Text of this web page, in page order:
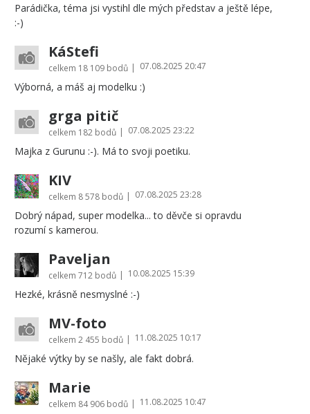
Parádička, téma jsi vystihl dle mých představ a ještě lépe,
:-)
KáStefi
celkem 18 109 bodů | 07.08.2025 20:47
Výborná, a máš aj modelku :)
grga pitič
celkem 182 bodů | 07.08.2025 23:22
Majka z Gurunu :-). Má to svoji poetiku.
KIV
celkem 8 578 bodů | 07.08.2025 23:28
Dobrý nápad, super modelka... to děvče si opravdu
rozumí s kamerou.
Paveljan
celkem 712 bodů | 10.08.2025 15:39
Hezké, krásně nesmyslné :-)
MV-foto
celkem 2 455 bodů | 11.08.2025 10:17
Nějaké výtky by se našly, ale fakt dobrá.
Marie
celkem 84 906 bodů | 11.08.2025 10:47